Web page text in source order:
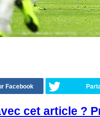
Facebook
cet article ?